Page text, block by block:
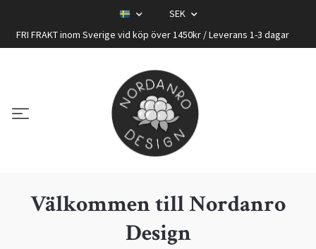
SEK
FRI FRAKT inom Sverige vid köp över 1450kr / Leverans 1-3 dagar
Välkommen till Nordanro
Design